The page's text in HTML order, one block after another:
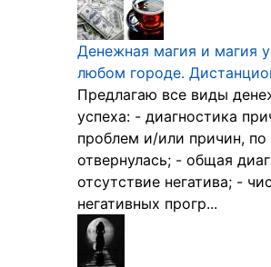
Денежная магия и магия
любом городе.
Предлагаю все виды
успеха: - диагностика
проблем и/или причин,
отвернулась; - общая
отсутствие негатива; -
негативных прогр...